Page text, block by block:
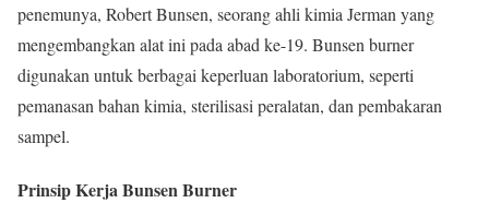
penemunya, Robert Bunsen, seorang ahli kimia Jerman yang
mengembangkan alat ini pada abad ke-19. Bunsen burner
digunakan untuk berbagai keperluan laboratorium, seperti
pemanasan bahan kimia, sterilisasi peralatan, dan pembakaran
sampel.
Prinsip Kerja Bunsen Burner